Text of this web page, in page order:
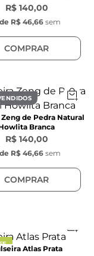
Personalizável
R$ 140,00
R$ 46,66 sem
COMPRAR
de Pedra Natural
Branca
R$ 140,00
R$ 46,66 sem
COMPRAR
Atlas Prata